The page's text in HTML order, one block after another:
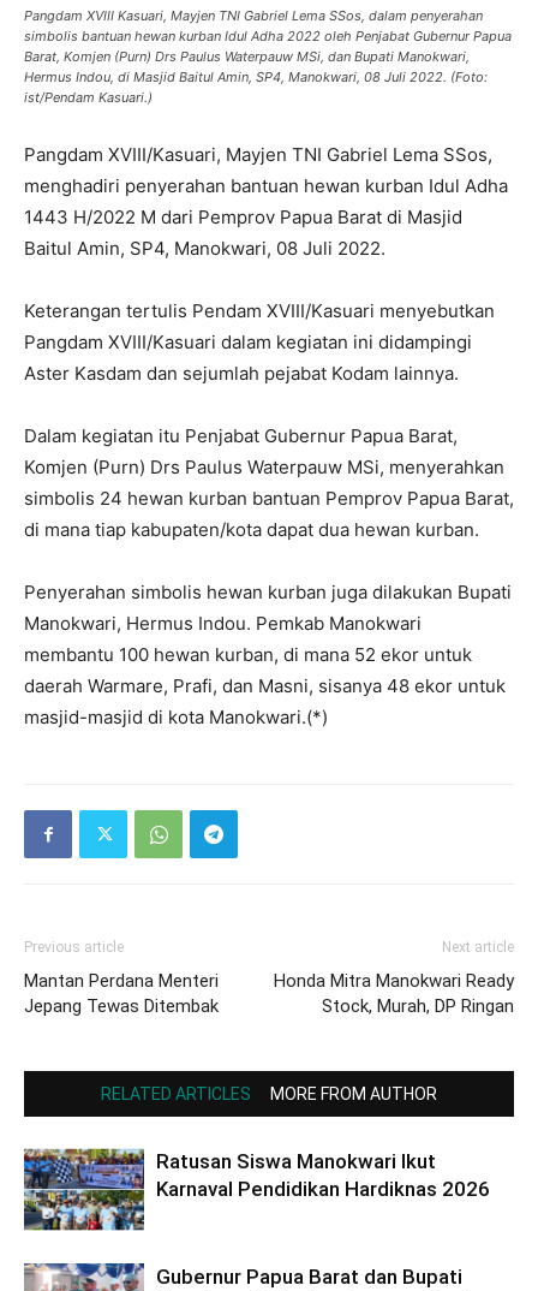
Pangdam XVIII Kasuari, Mayjen TNI Gabriel Lema SSos, dalam penyerahan
simbolis bantuan hewan kurban Idul Adha 2022 oleh Penjabat Gubernur Papua
Barat, Komjen (Purn) Drs Paulus Waterpauw MSi, dan Bupati Manokwari,
Hermus Indou, di Masjid Baitul Amin, SP4, Manokwari, 08 Juli 2022. (Foto:
ist/Pendam Kasuari.)
Pangdam XVIII/Kasuari, Mayjen TNI Gabriel Lema SSos,
menghadiri penyerahan bantuan hewan kurban Idul Adha
1443 H/2022 M dari Pemprov Papua Barat di Masjid
Baitul Amin, SP4, Manokwari, 08 Juli 2022.
Keterangan tertulis Pendam XVIII/Kasuari menyebutkan
Pangdam XVIII/Kasuari dalam kegiatan ini didampingi
Aster Kasdam dan sejumlah pejabat Kodam lainnya.
Dalam kegiatan itu Penjabat Gubernur Papua Barat,
Komjen (Purn) Drs Paulus Waterpauw MSi, menyerahkan
simbolis 24 hewan kurban bantuan Pemprov Papua Barat,
di mana tiap kabupaten/kota dapat dua hewan kurban.
Penyerahan simbolis hewan kurban juga dilakukan Bupati
Manokwari, Hermus Indou. Pemkab Manokwari
membantu 100 hewan kurban, di mana 52 ekor untuk
daerah Warmare, Prafi, dan Masni, sisanya 48 ekor untuk
masjid-masjid di kota Manokwari.(*)
Previous article
Mantan Perdana Menteri
Jepang Tewas Ditembak
Next article
Honda Mitra Manokwari Ready
Stock, Murah, DP Ringan
RELATED ARTICLES MORE FROM AUTHOR
Ratusan Siswa Manokwari Ikut
Karnaval Pendidikan Hardiknas 2026
Gubernur Papua Barat dan Bupati